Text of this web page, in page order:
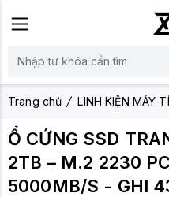
Trang chủ LINH KIỆN MÁY
Ổ CỨNG SSD
2TB – M.2 2230
5000MB/S - GHI